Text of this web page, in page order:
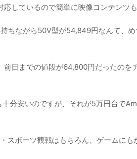
しているので簡単に映像コンテンツ
ちながら50V型が54,849円なんて、め
日までの値段が64,800円だったのを
分安いのですが、それが5万円台で
スポーツ観戦はもちろん、ゲームにも